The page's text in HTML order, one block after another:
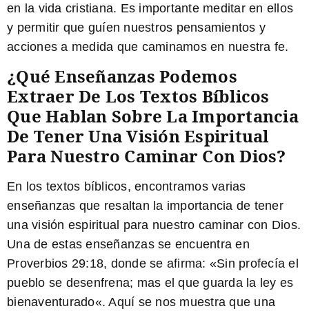
en la vida cristiana. Es importante meditar en ellos
y permitir que guíen nuestros pensamientos y
acciones a medida que caminamos en nuestra fe.
¿Qué Enseñanzas Podemos
Extraer De Los Textos Bíblicos
Que Hablan Sobre La Importancia
De Tener Una Visión Espiritual
Para Nuestro Caminar Con Dios?
En los textos bíblicos, encontramos varias
enseñanzas que resaltan la importancia de tener
una visión espiritual para nuestro caminar con Dios.
Una de estas enseñanzas se encuentra en
Proverbios 29:18, donde se afirma: «Sin profecía el
pueblo se desenfrena; mas el que guarda la ley es
bienaventurado«. Aquí se nos muestra que una